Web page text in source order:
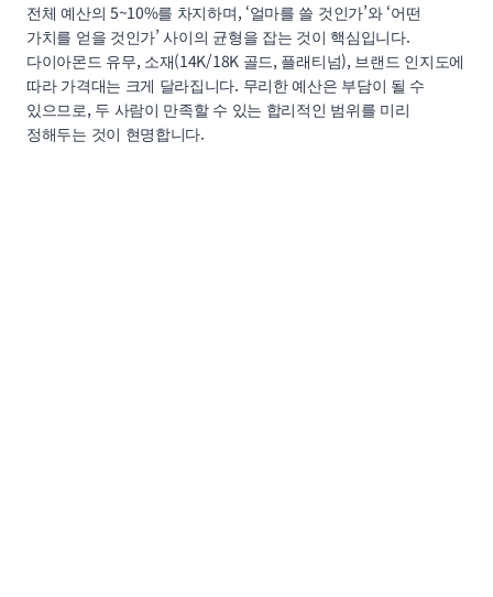
전체 예산의 5~10%를 차지하며, ‘얼마를 쓸 것인가’와 ‘어떤
가치를 얻을 것인가’ 사이의 균형을 잡는 것이 핵심입니다.
다이아몬드 유무, 소재(14K/18K 골드, 플래티넘), 브랜드 인지도에
따라 가격대는 크게 달라집니다. 무리한 예산은 부담이 될 수
있으므로, 두 사람이 만족할 수 있는 합리적인 범위를 미리
정해두는 것이 현명합니다.